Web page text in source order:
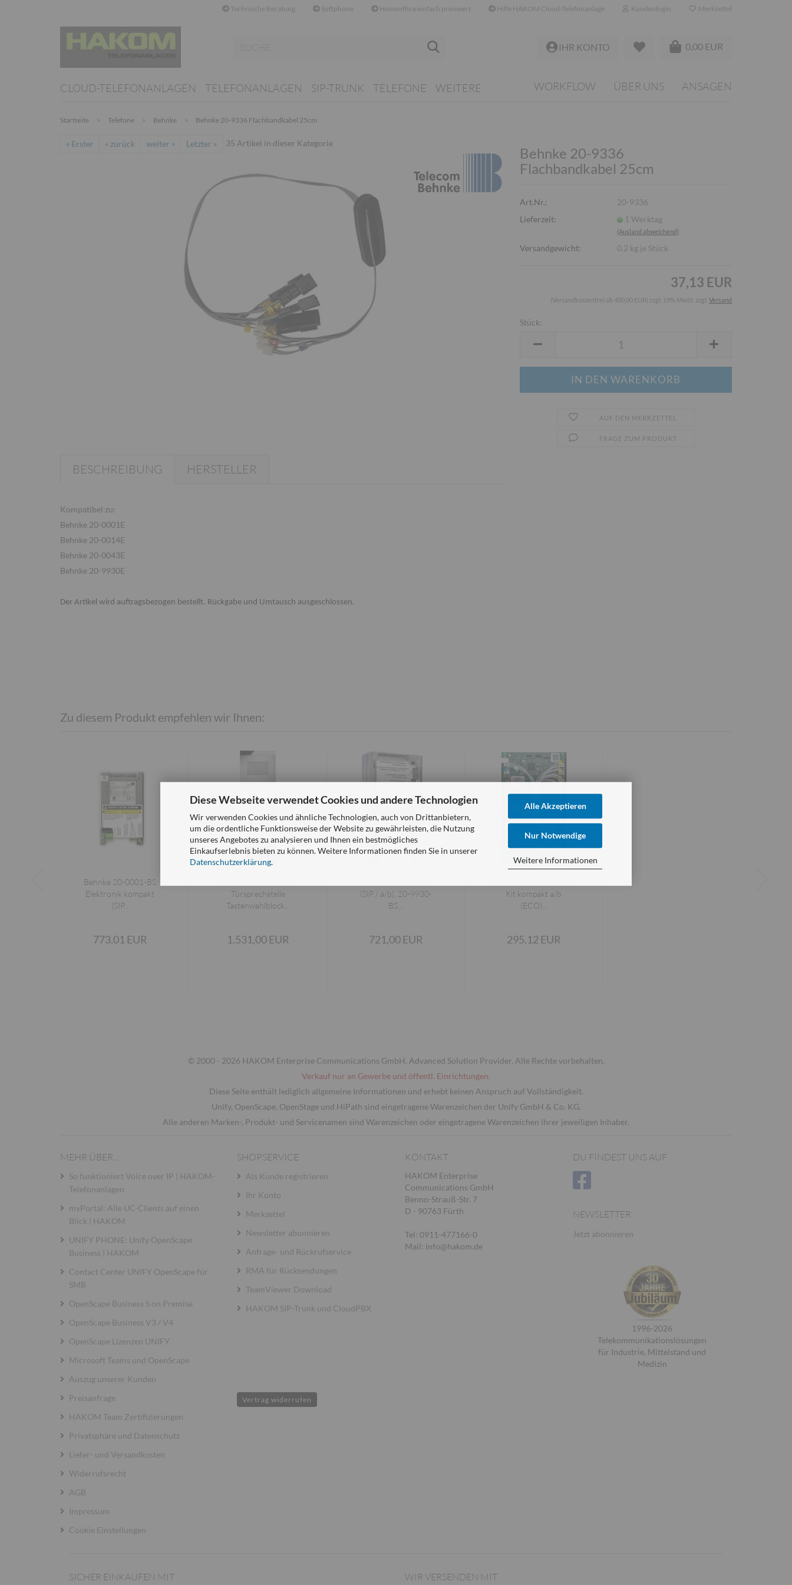
Diese Webseite verwendet Cookies und andere Technologien
Wir verwenden Cookies und ähnliche Technologien, auch von Drittanbietern,
um die ordentliche Funktionsweise der Website zu gewährleisten, die Nutzung
unseres Angebotes zu analysieren und Ihnen ein bestmögliches
Einkaufserlebnis bieten zu können. Weitere Informationen finden Sie in unserer
Datenschutzerklärung.
Alle Akzeptieren
Nur Notwendige
Weitere Informationen
Technische Beratung Softphone Homeoffice einfach preiswert Hilfe HAKOM Cloud-Telefonanlage Kundenlogin Merkzettel
0,00 EUR
IHR KONTO
CLOUD-TELEFONANLAGEN TELEFONANLAGEN SIP-TRUNK TELEFONE WORKFLOW ÜBER UNS ANSAGEN
WEITERE
Startseite » Telefone » Behnke » Behnke 20-9336 Flachbandkabel 25cm
« Erster « zurück weiter » Letzter » 35 Artikel in dieser Kategorie
Behnke 20-9336
Flachbandkabel 25cm
Art.Nr.:
20-9336
Lieferzeit:
1 Werktag
(Ausland abweichend)
Versandgewicht: 0.2 kg je Stück
37,13 EUR
(Versandkostenfrei ab 400,00 EUR) zzgl. 19% MwSt. zzgl. Versand
Stück:
Stück
AUF DEN MERKZETTEL
FRAGE ZUM PRODUKT
BESCHREIBUNG HERSTELLER
Kompatibel zu:
Behnke 20-0001E
Behnke 20-0014E
Behnke 20-0043E
Behnke 20-9930E
Der Artikel wird auftragsbezogen bestellt. Rückgabe und Umtausch ausgeschlossen.
Zu diesem Produkt empfehlen wir Ihnen:
Behnke 20-0001-BS
Elektronik kompakt
(SIP...
773,01 EUR
Türsprechstelle
Tastenwahlblock...
1.531,00 EUR
(SIP / a/b), 20-9930-
BS...
721,00 EUR
Kit kompakt a/b
(ECO)...
295,12 EUR
© 2000 - 2026 HAKOM Enterprise Communications GmbH. Advanced Solution Provider. Alle Rechte vorbehalten.
Verkauf nur an Gewerbe und öffentl. Einrichtungen.
Diese Seite enthält lediglich allgemeine Informationen und erhebt keinen Anspruch auf Vollständigkeit.
Unify, OpenScape, OpenStage und HiPath sind eingetragene Warenzeichen der Unify GmbH & Co. KG.
Alle anderen Marken-, Produkt- und Servicenamen sind Warenzeichen oder eingetragene Warenzeichen ihrer jeweiligen Inhaber.
MEHR ÜBER...
So funktioniert Voice over IP | HAKOM-
Telefonanlagen
myPortal: Alle UC-Clients auf einen
Blick | HAKOM
UNIFY PHONE: Unify OpenScape
Business | HAKOM
Contact Center UNIFY OpenScape für
SMB
OpenScape Business S on Premise
OpenScape Business V3 / V4
OpenScape Lizenzen UNIFY
Microsoft Teams und OpenScape
Auszug unserer Kunden
Preisanfrage
HAKOM Team Zertifizierungen
Privatsphäre und Datenschutz
Liefer- und Versandkosten
Widerrufsrecht
AGB
Impressum
Cookie Einstellungen
SHOPSERVICE
Als Kunde registrieren
Ihr Konto
Merkzettel
Newsletter abonnieren
Anfrage- und Rückrufservice
RMA für Rücksendungen
TeamViewer Download
HAKOM SIP-Trunk und CloudPBX
KONTAKT
HAKOM Enterprise
Communications GmbH
Benno-Strauß-Str. 7
D - 90763 Fürth
Tel: 0911-477166-0
Mail: info@hakom.de
DU FINDEST UNS AUF
NEWSLETTER
Jetzt abonnieren
1996-2026
Telekommunikationslösungen
für Industrie, Mittelstand und
Medizin
Vertrag widerrufen
SICHER EINKAUFEN MIT WIR VERSENDEN MIT